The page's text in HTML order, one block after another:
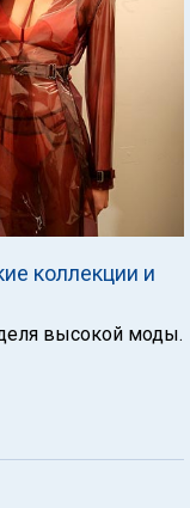
коллекции и
высокой моды.